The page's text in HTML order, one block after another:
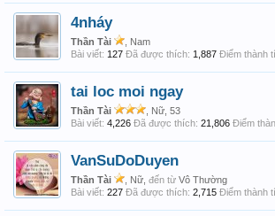
4nháy
Thần Tài
, Nam
Bài viết: 127 Đã được thích: 1,887 Điểm thành
tai loc moi ngay
Thần Tài
, Nữ, 53
Bài viết: 4,226 Đã được thích: 21,806 Điểm
VanSuDoDuyen
Thần Tài , Nữ, đến từ Vô Thường
Bài viết: 227 Đã được thích: 2,715 Điểm thành